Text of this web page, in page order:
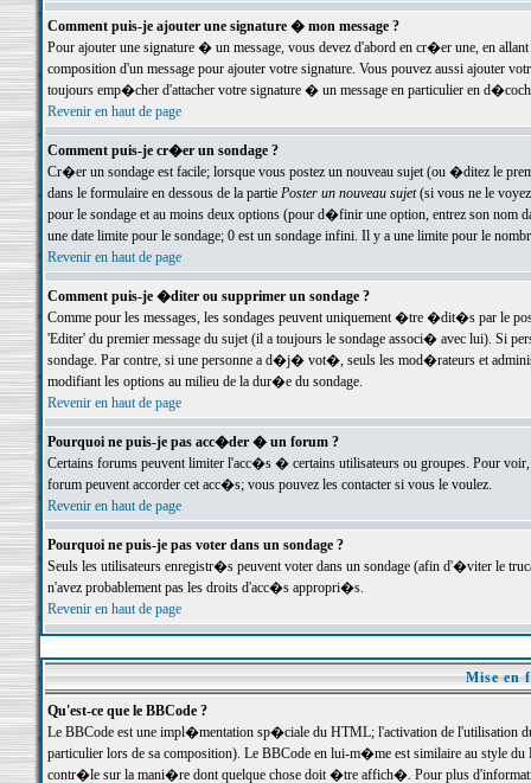
Comment puis-je ajouter une signature � mon message ?
Pour ajouter une signature � un message, vous devez d'abord en cr�er une, en
composition d'un message pour ajouter votre signature. Vous pouvez aussi ajouter
toujours emp�cher d'attacher votre signature � un message en particulier en
Revenir en haut de page
Comment puis-je cr�er un sondage ?
Cr�er un sondage est facile; lorsque vous postez un nouveau sujet (ou �ditez le
dans le formulaire en dessous de la partie Poster un nouveau sujet(si vous ne le voyez
pour le sondage et au moins deux options (pour d�finir une option, entrez son nom
une date limite pour le sondage; 0 est un sondage infini. Il y a une limite pour le
Revenir en haut de page
Comment puis-je �diter ou supprimer un sondage ?
Comme pour les messages, les sondages peuvent uniquement �tre �dit�s par le
'Editer' du premier message du sujet (il a toujours le sondage associ� avec lui). Si
sondage. Par contre, si une personne a d�j� vot�, seuls les mod�rateurs et
modifiant les options au milieu de la dur�e du sondage.
Revenir en haut de page
Pourquoi ne puis-je pas acc�der � un forum ?
Certains forums peuvent limiter l'acc�s � certains utilisateurs ou groupes. Pour
forum peuvent accorder cet acc�s; vous pouvez les contacter si vous le voulez.
Revenir en haut de page
Pourquoi ne puis-je pas voter dans un sondage ?
Seuls les utilisateurs enregistr�s peuvent voter dans un sondage (afin d'�viter le
n'avez probablement pas les droits d'acc�s appropri�s.
Revenir en haut de page
Mise en
Qu'est-ce que le BBCode ?
Le BBCode est une impl�mentation sp�ciale du HTML; l'activation de l'utilisation
particulier lors de sa composition). Le BBCode en lui-m�me est similaire au style
contr�le sur la mani�re dont quelque chose doit �tre affich�. Pour plus